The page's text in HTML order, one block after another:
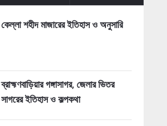
কেল্লা শহীদ মাজারের ইতিহাস ও অনুসারি
ব্রাহ্মণবাড়িয়ার গঙ্গাসাগর, জেলার ভিতর
সাগরের ইতিহাস ও কল্পকথা